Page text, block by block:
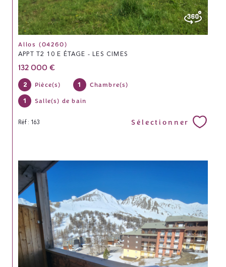
Allos (04260)
APPT T2 10 E ÉTAGE - LES CIMES
132 000 €
2 Pièce(s) 1 Chambre(s)
1 Salle(s) de bain
Réf : 163 Sélectionner